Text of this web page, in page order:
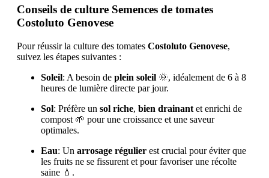
Conseils de culture Semences de tomates
Costoluto Genovese
Pour réussir la culture des tomates Costoluto Genovese,
suivez les étapes suivantes :
Soleil: A besoin de plein soleil 🌞, idéalement de 6 à 8
heures de lumière directe par jour.
Sol: Préfère un sol riche, bien drainant et enrichi de
compost 🌱 pour une croissance et une saveur
optimales.
Eau: Un arrosage régulier est crucial pour éviter que
les fruits ne se fissurent et pour favoriser une récolte
saine 💧.